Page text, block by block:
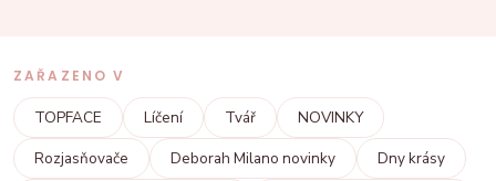
ZAŘAZENO V
TOPFACE Líčení Tvář
NOVINKY
Rozjasňovače
Deborah Milano novinky
Dny krásy